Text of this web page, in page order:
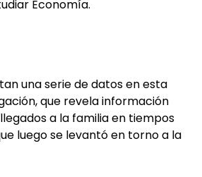
Economía.
una serie de datos en esta
que revela información
a la familia en tiempos
luego se levantó en torno a la